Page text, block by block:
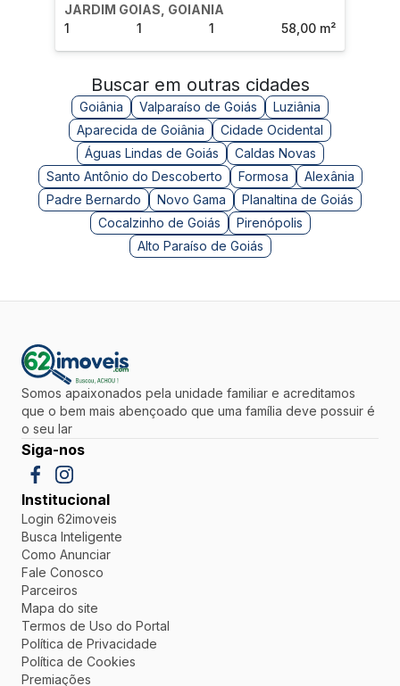
JARDIM GOIAS, GOIANIA
1
1 1 58,00 m²
Buscar em outras cidades
Goiânia Valparaíso de Goiás
Luziânia
Aparecida de Goiânia
Cidade Ocidental
Águas Lindas de Goiás
Caldas Novas
Santo Antônio do Descoberto
Formosa
Alexânia
Padre Bernardo
Novo Gama
Planaltina de Goiás
Cocalzinho de Goiás
Pirenópolis
Alto Paraíso de Goiás
Somos apaixonados pela unidade familiar e acreditamos
que o bem mais abençoado que uma família deve possuir é
o seu lar
Siga-nos
Institucional
Login 62imoveis
Busca Inteligente
Como Anunciar
Fale Conosco
Parceiros
Mapa do site
Termos de Uso do Portal
Política de Privacidade
Política de Cookies
Premiações